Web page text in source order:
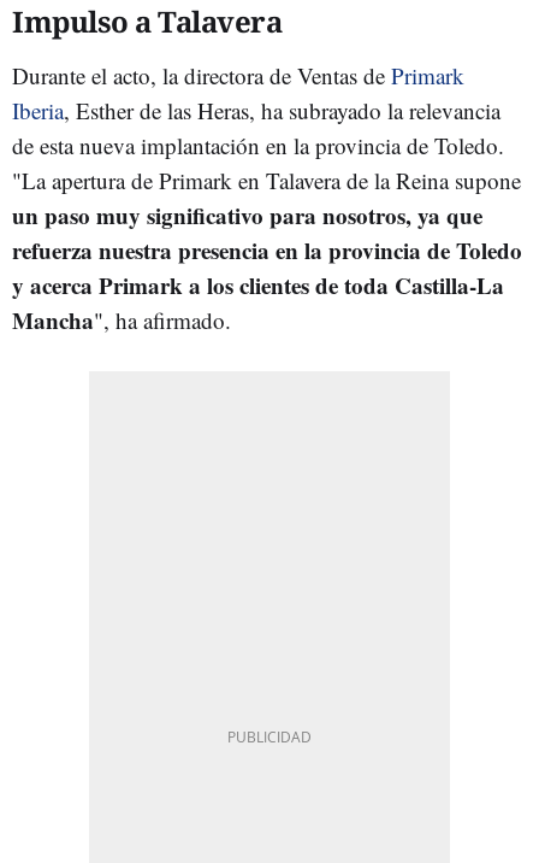
Impulso a Talavera
Durante el acto, la directora de Ventas de Primark
Iberia, Esther de las Heras, ha subrayado la relevancia
de esta nueva implantación en la provincia de Toledo.
"La apertura de Primark en Talavera de la Reina supone
un paso muy significativo para nosotros, ya que
refuerza nuestra presencia en la provincia de Toledo
y acerca Primark a los clientes de toda Castilla-La
Mancha", ha afirmado.